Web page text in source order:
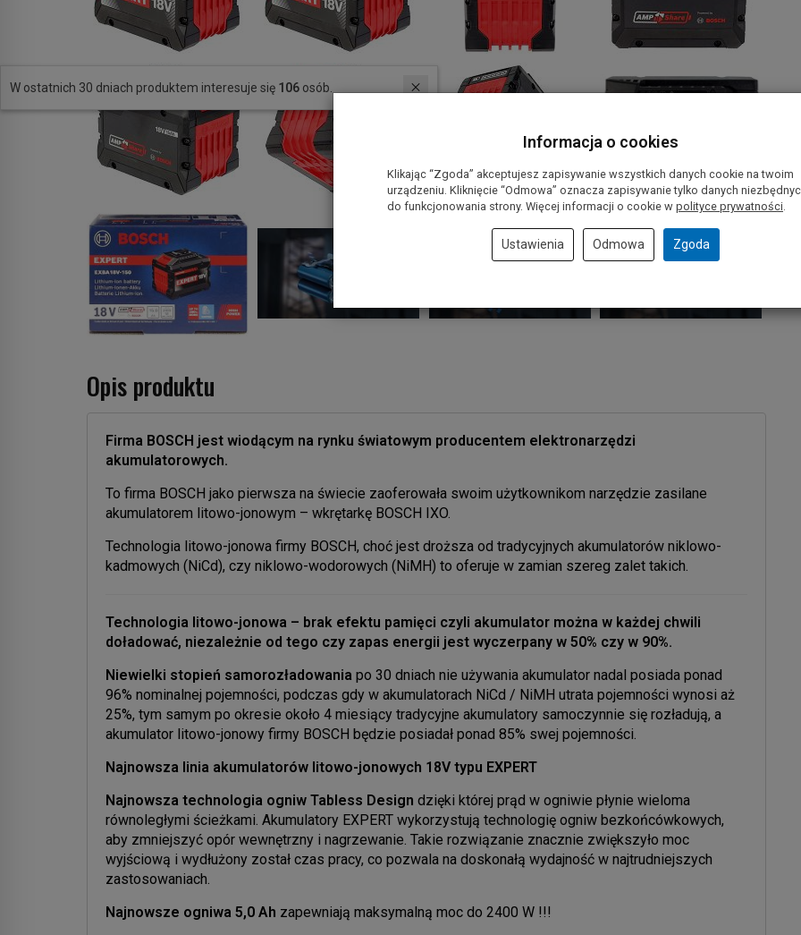
Opis produktu
Firma BOSCH jest wiodącym na rynku światowym producentem elektronarzędzi
akumulatorowych.
To firma BOSCH jako pierwsza na świecie zaoferowała swoim użytkownikom narzędzie zasilane
akumulatorem litowo-jonowym – wkrętarkę BOSCH IXO.
Technologia litowo-jonowa firmy BOSCH, choć jest droższa od tradycyjnych akumulatorów niklowo-
kadmowych (NiCd), czy niklowo-wodorowych (NiMH) to oferuje w zamian szereg zalet takich.
Technologia litowo-jonowa – brak efektu pamięci czyli akumulator można w każdej chwili
doładować, niezależnie od tego czy zapas energii jest wyczerpany w 50% czy w 90%.
Niewielki stopień samorozładowania po 30 dniach nie używania akumulator nadal posiada ponad
96% nominalnej pojemności, podczas gdy w akumulatorach NiCd / NiMH utrata pojemności wynosi aż
25%, tym samym po okresie około 4 miesiący tradycyjne akumulatory samoczynnie się rozładują, a
akumulator litowo-jonowy firmy BOSCH będzie posiadał ponad 85% swej pojemności.
Najnowsza linia akumulatorów litowo-jonowych 18V typu EXPERT
Najnowsza technologia ogniw Tabless Design dzięki której prąd w ogniwie płynie wieloma
równoległymi ścieżkami. Akumulatory EXPERT wykorzystują technologię ogniw bezkońcówkowych,
aby zmniejszyć opór wewnętrzny i nagrzewanie. Takie rozwiązanie znacznie zwiększyło moc
wyjściową i wydłużony został czas pracy, co pozwala na doskonałą wydajność w najtrudniejszych
zastosowaniach.
Najnowsze ogniwa 5,0 Ah zapewniają maksymalną moc do 2400 W !!!
W ostatnich 30 dniach produktem interesuje się 106 osób.
Informacja o cookies
Klikając “Zgoda” akceptujesz zapisywanie wszystkich danych cookie na twoim
urządzeniu. Kliknięcie “Odmowa” oznacza zapisywanie tylko danych
do funkcjonowania strony. Więcej informacji o cookie w polityce prywatności.
Ustawienia Odmowa Zgoda